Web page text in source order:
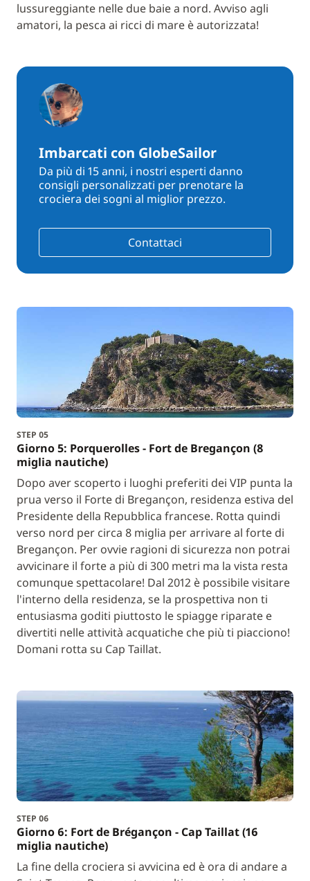
lussureggiante nelle due baie a nord. Avviso agli
amatori, la pesca ai ricci di mare è autorizzata!
Imbarcati con GlobeSailor
Da più di 15 anni, i nostri esperti danno
consigli personalizzati per prenotare la
crociera dei sogni al miglior prezzo.
Contattaci
STEP 05
Giorno 5: Porquerolles - Fort de Bregançon (8
miglia nautiche)
Dopo aver scoperto i luoghi preferiti dei VIP punta la
prua verso il Forte di Bregançon, residenza estiva del
Presidente della Repubblica francese. Rotta quindi
verso nord per circa 8 miglia per arrivare al forte di
Bregançon. Per ovvie ragioni di sicurezza non potrai
avvicinare il forte a più di 300 metri ma la vista resta
comunque spettacolare! Dal 2012 è possibile visitare
l'interno della residenza, se la prospettiva non ti
entusiasma goditi piuttosto le spiagge riparate e
divertiti nelle attività acquatiche che più ti piacciono!
Domani rotta su Cap Taillat.
STEP 06
Giorno 6: Fort de Brégançon - Cap Taillat (16
miglia nautiche)
La fine della crociera si avvicina ed è ora di andare a